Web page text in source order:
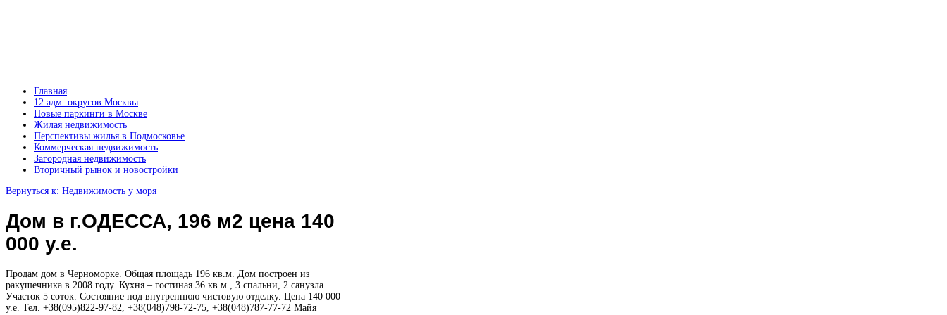
Главная
12 адм. округов Москвы
Новые паркинги в Москве
Жилая недвижимость
Перспективы жилья в Подмосковье
Коммерческая недвижимость
Загородная недвижимость
Вторичный рынок и новостройки
Вернуться к: Недвижимость у моря
Дом в г.ОДЕССА, 196 м2 цена 140
000 у.е.
Продам дом в Черноморке. Общая площадь 196 кв.м. Дом построен из
ракушечника в 2008 году. Кухня – гостиная 36 кв.м., 3 спальни, 2 санузла.
Участок 5 соток. Состояние под внутреннюю чистовую отделку. Цена 140 000
у.е. Тел. +38(095)822-97-82, +38(048)798-72-75, +38(048)787-77-72 Майя